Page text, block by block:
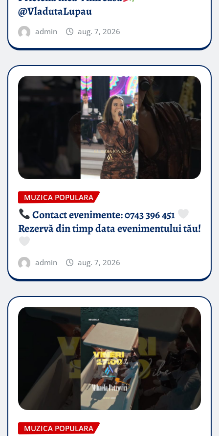
@VladutaLupau
admin aug. 7, 2026
MUZICA POPULARA
Contact evenimente: 0743 396 451
Rezervă din timp data evenimentului tău!
admin aug. 7, 2026
MUZICA POPULARA